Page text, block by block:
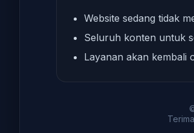
Website sedang tidak
Seluruh konten untuk
Layanan akan kembali